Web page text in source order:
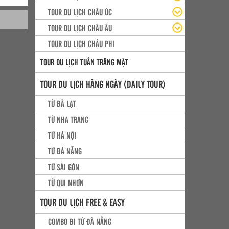
TOUR DU LỊCH CHÂU ÚC
TOUR DU LỊCH CHÂU ÂU
TOUR DU LỊCH CHÂU PHI
TOUR DU LỊCH TUẦN TRĂNG MẬT
TOUR DU LỊCH HÀNG NGÀY (DAILY TOUR)
TỪ ĐÀ LẠT
TỪ NHA TRANG
TỪ HÀ NỘI
TỪ ĐÀ NẴNG
TỪ SÀI GÒN
TỪ QUI NHƠN
TOUR DU LỊCH FREE & EASY
COMBO ĐI TỪ ĐÀ NẴNG